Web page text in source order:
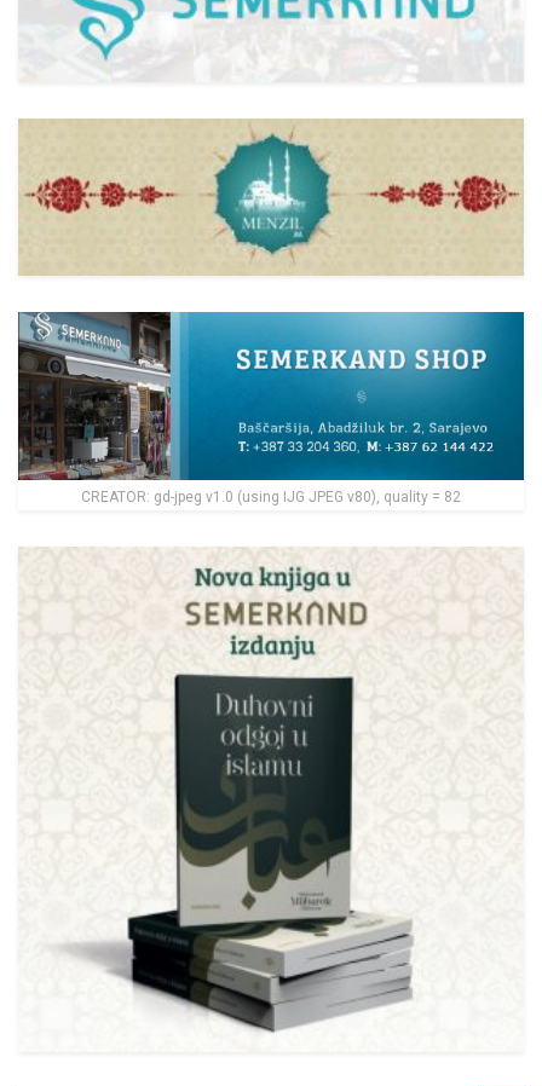
CREATOR: gd-jpeg v1.0 (using IJG JPEG v80), quality = 82